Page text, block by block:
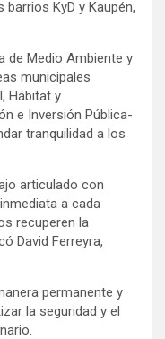
KyD y Kaupén,
de Medio Ambiente y
municipales
Hábitat y
e Inversión Pública-
tranquilidad a los
articulado con
a cada
recuperen la
David Ferreyra,
permanente y
la seguridad y el